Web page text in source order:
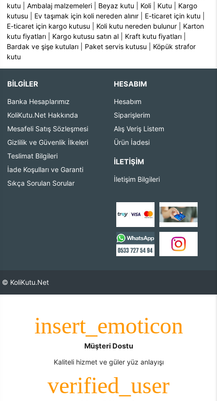
kutu |Ambalaj malzemeleri Beyaz kutu Koli Kutu
Kargo
kutusu
Ev taşımak için koli nereden alınır E-ticaret için kutu
E-ticaret için kargo kutusu
Koli kutu nereden bulunur
Karton
kutu fiyatları
Kargo kutusu satın al Kraft kutu fiyatları
Bardak ve şişe kutuları
Paket servis kutusu
Köpük strafor
kutu
BİLGİLER
Banka Hesaplarımız
KoliKutu.Net Hakkında
Mesafeli Satış Sözleşmesi
Gizlilik ve Güvenlik İlkeleri
Teslimat Bilgileri
İade Koşulları ve Garanti
Sıkça Sorulan Sorular
HESABIM
Hesabım
Siparişlerim
Alış Veriş Listem
Ürün İadesi
İLETIŞIM
İletişim Bilgileri
© KoliKutu.Net
Müşteri Dostu
Kaliteli hizmet ve güler yüz anlayışı